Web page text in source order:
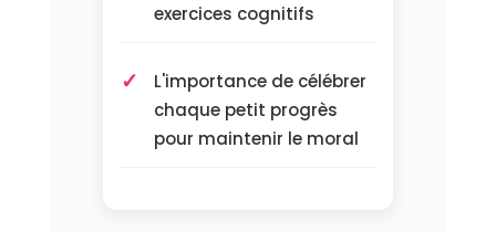
exercices cognitifs
L'importance de célébrer
chaque petit progrès
pour maintenir le moral